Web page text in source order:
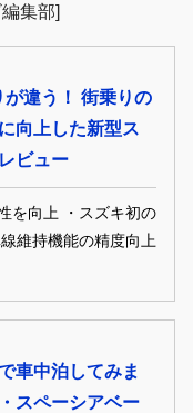
集部]
が違う！ 街乗りの
向上した新型ス
ビュー
を向上 ・スズキ初の
維持機能の精度向上
車中泊してみま
スペーシアベー